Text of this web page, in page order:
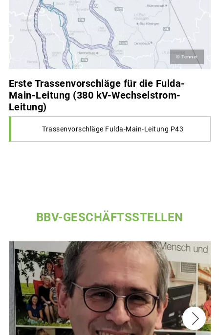
© Tennet
Erste Trassenvorschläge für die Fulda-
Main-Leitung (380 kV-Wechselstrom-
Leitung)
Trassenvorschläge Fulda-Main-Leitung P43
BBV-GESCHÄFTSSTELLEN